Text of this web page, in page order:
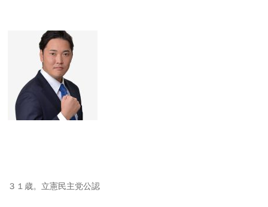
３１歳。立憲民主党公認